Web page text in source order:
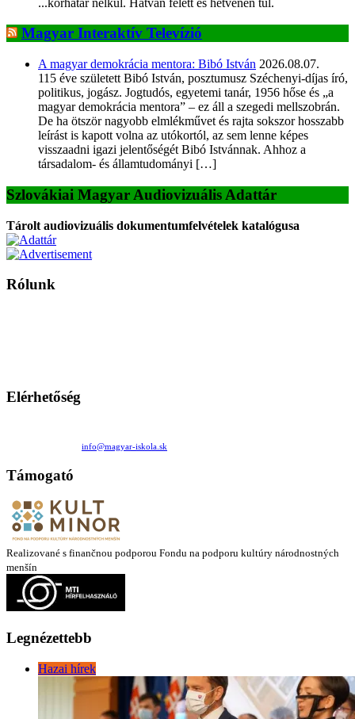
Magyar Interaktív Televízió
A magyar demokrácia mentora: Bibó István 2026.08.07.
115 éve született Bibó István, posztumusz Széchenyi-díjas író,
politikus, jogász. Jogtudós, egyetemi tanár, 1956 hőse és „a
magyar demokrácia mentora” – ez áll a szegedi mellszobrán.
De ha ötször nagyobb elmlékművet és rajta sokszor hosszabb
leírást is kapott volna az utókortól, az sem lenne képes
visszaadni igazi jelentőségét Bibó Istvánnak. Ahhoz a
társadalom- és államtudományi […]
Szlovákiai Magyar Audiovizuális Adattár
Tárolt audiovizuális dokumentumfelvételek katalógusa
Rólunk
Elérhetőség
info@magyar-iskola.sk
Támogató
Realizované s finančnou podporou Fondu na podporu kultúry národnostných
menšín
Legnézettebb
Hazai hírek